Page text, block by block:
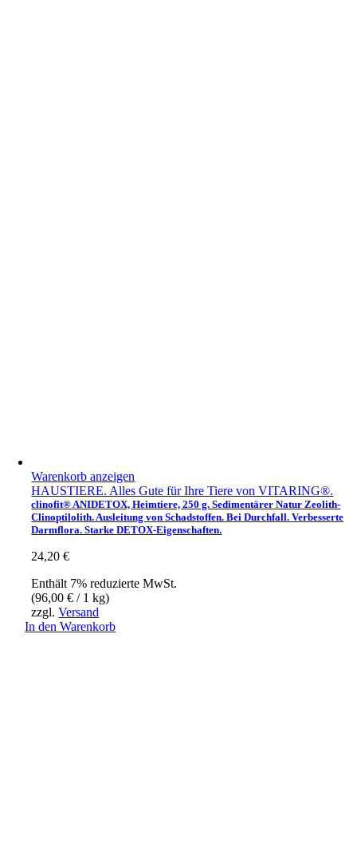
Warenkorb anzeigen
HAUSTIERE. Alles Gute für Ihre Tiere von VITARING®.
clinofit® ANIDETOX, Heimtiere, 250 g. Sedimentärer Natur Zeolith-
Clinoptilolith. Ausleitung von Schadstoffen. Bei Durchfall. Verbesserte
Darmflora. Starke DETOX-Eigenschaften.
24,20€
Enthält 7% reduzierte MwSt.
(96,00€ / 1 kg)
zzgl.Versand
In den Warenkorb